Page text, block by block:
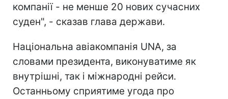
компанії - не менше 20 нових сучасних
суден", - сказав глава держави.
Національна авіакомпанія UNA, за
словами президента, виконуватиме як
внутрішні, так і міжнародні рейси.
Останньому сприятиме угода про